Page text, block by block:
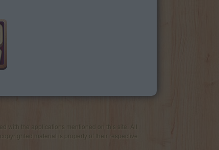
with the applications mentioned on this site. All
material is property of their respective